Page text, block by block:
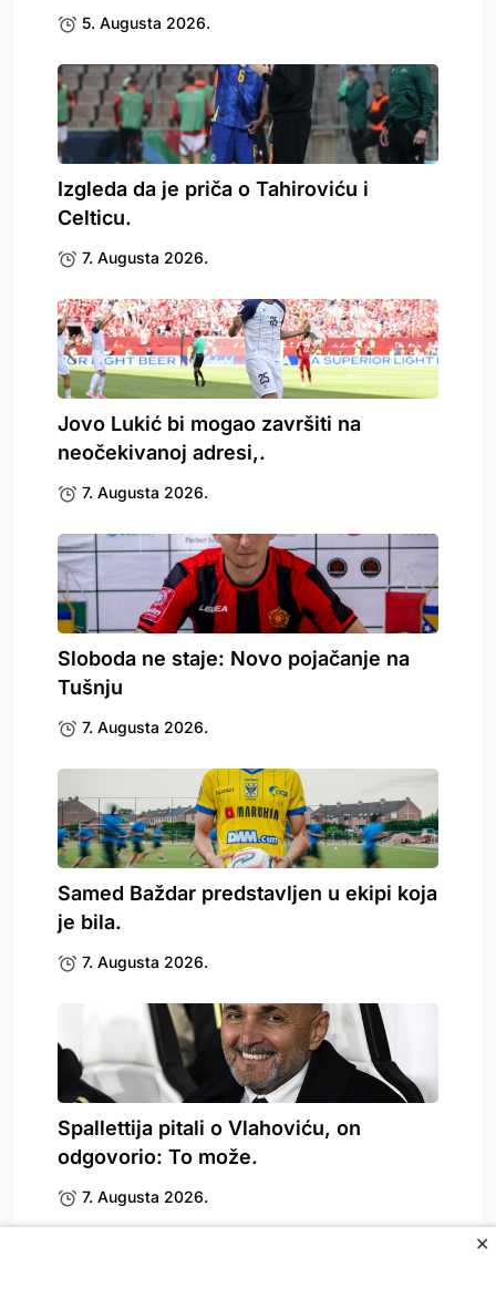
✕
5. Augusta 2026.
Izgleda da je priča o Tahiroviću i
Celticu.
7. Augusta 2026.
Jovo Lukić bi mogao završiti na
neočekivanoj adresi,.
7. Augusta 2026.
Sloboda ne staje: Novo pojačanje na
Tušnju
7. Augusta 2026.
Samed Baždar predstavljen u ekipi koja
je bila.
7. Augusta 2026.
Spallettija pitali o Vlahoviću, on
odgovorio: To može.
7. Augusta 2026.